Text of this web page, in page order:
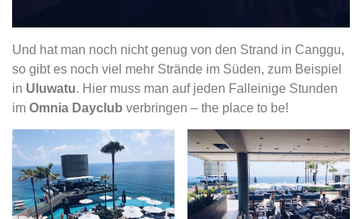
Und hat man noch nicht genug von den Strand in Canggu,
so gibt es noch viel mehr Strände im Süden, zum Beispiel
in Uluwatu. Hier muss man auf jeden Falleinige Stunden
im Omnia Dayclub verbringen – the place to be!